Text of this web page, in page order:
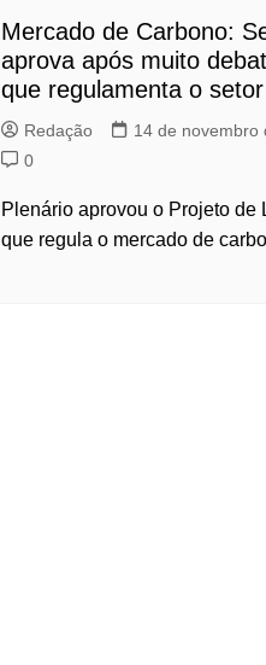
Mercado de Carbono:
aprova após muito
que regulamenta o setor
Redação
14 de novembro
0
Plenário aprovou o Projeto de
que regula o mercado de